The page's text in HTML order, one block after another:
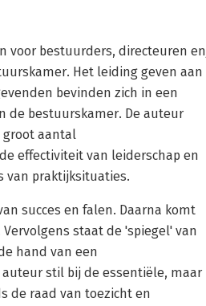
voor bestuurders, directeuren en
Het leiding geven aan
bevinden zich in een
de bestuurskamer. De auteur
groot aantal
effectiviteit van leiderschap en
van praktijksituaties.
succes en falen. Daarna komt
staat de 'spiegel' van
hand van een
stil bij de essentiële, maar
de raad van toezicht en